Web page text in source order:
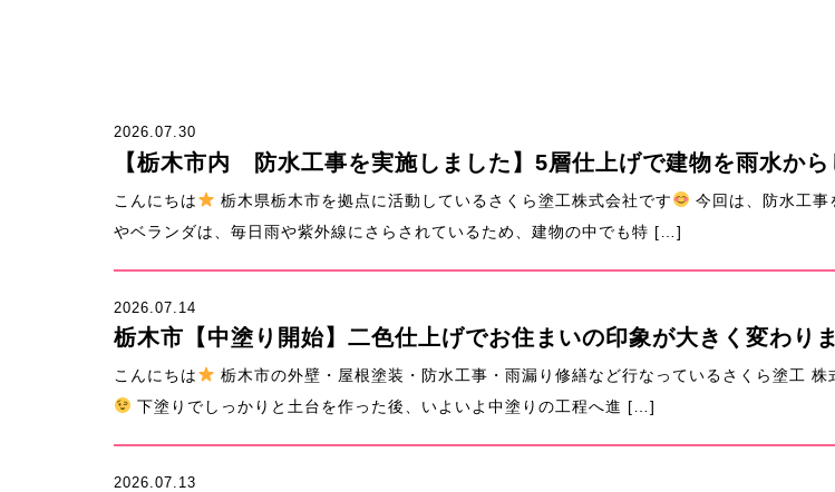
2026.07.30
【栃木市内 防水工事を実施しました】5層仕上げで建物を雨水から
こんにちは 栃木県栃木市を拠点に活動しているさくら塗工株式会社です
今回は、防水工事
やベランダは、毎日雨や紫外線にさらされているため、建物の中でも特 […]
2026.07.14
栃木市【中塗り開始】二色仕上げでお住まいの印象が大きく変わりま
こんにちは 栃木市の外壁・屋根塗装・防水工事・雨漏り修繕など行なっているさくら塗工 株
下塗りでしっかりと土台を作った後、いよいよ中塗りの工程へ進 […]
2026.07.13